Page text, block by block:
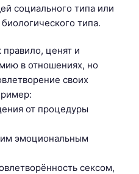
социального типа или
типа.
ценят и
в отношениях, но
своих
от процедуры
эмоциональным
сексом,